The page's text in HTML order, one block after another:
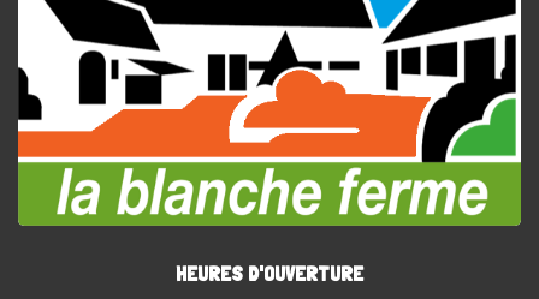
HEURES D'OUVERTURE